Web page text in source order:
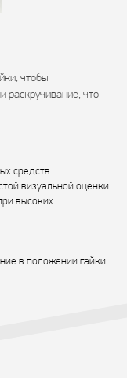
чтобы
раскручивание, что
средств
визуальной оценки
высоких
в положении гайки